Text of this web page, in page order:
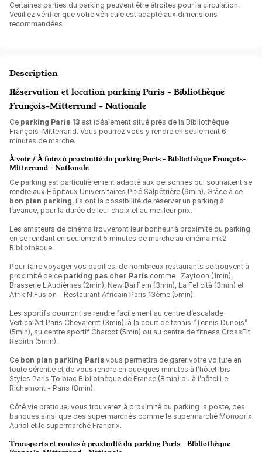
Certaines parties du parking peuvent être étroites pour la circulation.
Veuillez vérifier que votre véhicule est adapté aux dimensions
recommandées
Description
Réservation et location parking Paris - Bibliothèque
François-Mitterrand - Nationale
Ce parking Paris 13 est idéalement situé près de la Bibliothèque
François-Mitterrand. Vous pourrez vous y rendre en seulement 6
minutes de marche.
À voir / À faire à proximité du parking Paris - Bibliothèque François-
Mitterrand - Nationale
Ce parking est particulièrement adapté aux personnes qui souhaitent se
rendre aux Hôpitaux Universitaires Pitié Salpêtrière (9min). Grâce à ce
bon plan parking, ils ont la possibilité de réserver un parking à
l’avance, pour la durée de leur choix et au meilleur prix.
Les amateurs de cinéma trouveront leur bonheur à proximité du parking
en se rendant en seulement 5 minutes de marche au cinéma mk2
Bibliothèque.
Pour faire voyager vos papilles, de nombreux restaurants se trouvent à
proximité de ce parking pas cher Paris comme : Zaytoon (1min),
Brasserie L'Audièrnes (2min), New Bai Fern (3min), La Felicità (3min) et
Afrik'N'Fusion - Restaurant Africain Paris 13ème (5min).
Les sportifs pourront se rendre facilement au centre d’escalade
Vertical’Art Paris Chevaleret (3min), à la court de tennis “Tennis Dunois”
(5min), au centre sportif Charcot (5min) ou au centre de fitness CrossFit
Rebirth (5min).
Ce bon plan parking Paris vous permettra de garer votre voiture en
toute sérénité et de vous rendre en quelques minutes à l’hôtel Ibis
Styles Paris Tolbiac Bibliothèque de France (8min) ou à l’hôtel Le
Richemont - Paris (8min).
Côté vie pratique, vous trouverez à proximité du parking la poste, des
banques ainsi que des supermarchés comme le supermarché Monoprix
Auriol et le supermarché Franprix.
Transports et routes à proximité du parking Paris - Bibliothèque